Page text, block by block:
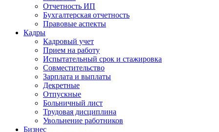
Отчетность ИП
Бухгалтерская отчетность
Правовые аспекты
Кадры
Кадровый учет
Прием на работу
Испытательный срок и стажировка
Совместительство
Зарплата и выплаты
Декретные
Отпускные
Больничный лист
Трудовая дисциплина
Увольнение работников
Бизнес